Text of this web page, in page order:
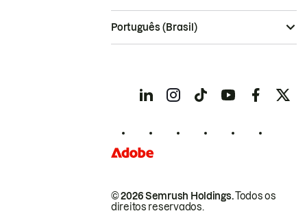
© 2026 Semrush Holdings.Todos os
direitos reservados.
Português (Brasil)